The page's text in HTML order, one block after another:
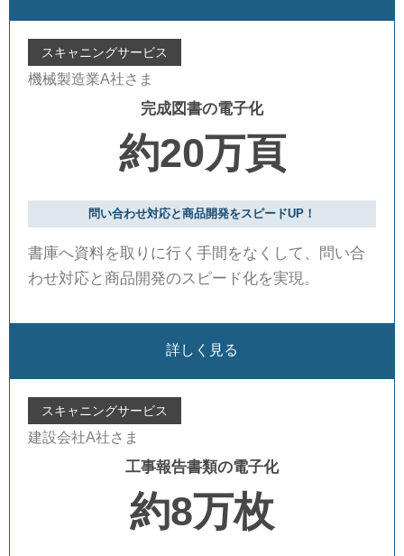
スキャニングサービス
機械製造業A社さま
完成図書の電子化
約20万頁
問い合わせ対応と商品開発をスピードUP！
書庫へ資料を取りに行く手間をなくして、問い合
わせ対応と商品開発のスピード化を実現。
詳しく見る
スキャニングサービス
建設会社A社さま
工事報告書類の電子化
約8万枚